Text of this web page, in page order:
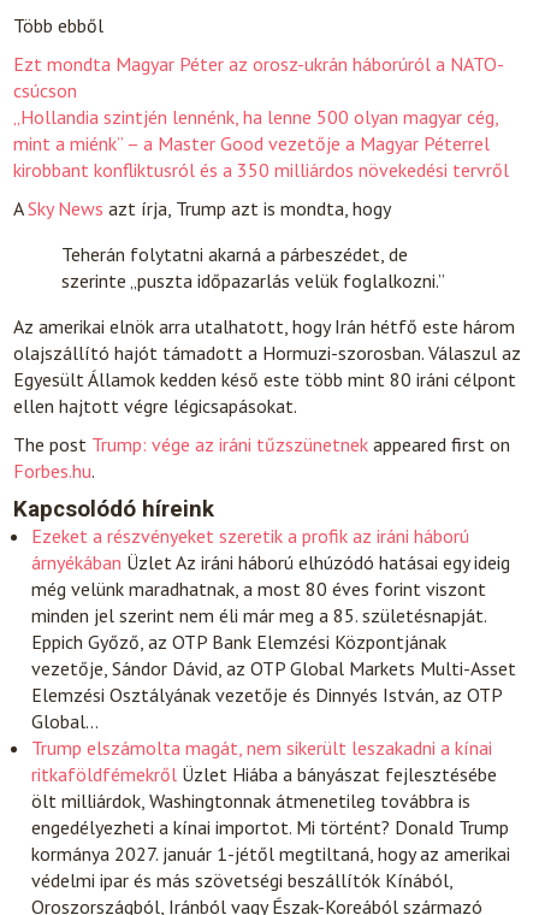
Több ebből
Ezt mondta Magyar Péter az orosz-ukrán háborúról a NATO-
csúcson
„Hollandia szintjén lennénk, ha lenne 500 olyan magyar cég,
mint a miénk” – a Master Good vezetője a Magyar Péterrel
kirobbant konfliktusról és a 350 milliárdos növekedési tervről
ASky Newsazt írja, Trump azt is mondta, hogy
Teherán folytatni akarná a párbeszédet, de
szerinte „puszta időpazarlás velük foglalkozni.”
Az amerikai elnök arra utalhatott, hogy Irán hétfő este három
olajszállító hajót támadott a Hormuzi-szorosban. Válaszul az
Egyesült Államok kedden késő este több mint 80 iráni célpont
ellen hajtott végre légicsapásokat.
The post Trump: vége az iráni tűzszünetnek appeared first on
Forbes.hu.
Kapcsolódó híreink
Ezeket a részvényeket szeretik a profik az iráni háború
árnyékában ÜzletAz iráni háború elhúzódó hatásai egy ideig
még velünk maradhatnak, a most 80 éves forint viszont
minden jel szerint nem éli már meg a 85. születésnapját.
Eppich Győző, az OTP Bank Elemzési Központjának
vezetője, Sándor Dávid, az OTP Global Markets Multi-Asset
Elemzési Osztályának vezetője és Dinnyés István, az OTP
Global…
Trump elszámolta magát, nem sikerült leszakadni a kínai
ritkaföldfémekről Üzlet Hiába a bányászat fejlesztésébe
ölt milliárdok, Washingtonnak átmenetileg továbbra is
engedélyezheti a kínai importot. Mi történt? Donald Trump
kormánya 2027. január 1-jétől megtiltaná, hogy az amerikai
védelmi ipar és más szövetségi beszállítók Kínából,
Oroszországból, Iránból vagy Észak-Koreából származó